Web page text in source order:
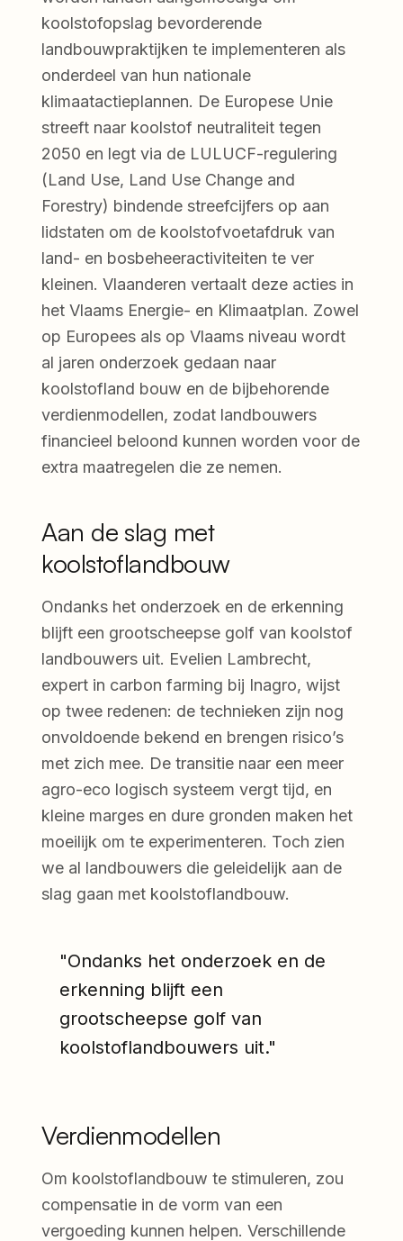
koolstofopslag bevorderende
landbouwpraktijken te implementeren als
onderdeel van hun nationale
klimaatactieplannen. De Europese Unie
streeft naar koolstof neutraliteit tegen
2050 en legt via de LULUCF-regulering
(Land Use, Land Use Change and
Forestry) bindende streefcijfers op aan
lidstaten om de koolstofvoetafdruk van
land- en bosbeheeractiviteiten te ver
kleinen. Vlaanderen vertaalt deze acties in
het Vlaams Energie- en Klimaatplan. Zowel
op Europees als op Vlaams niveau wordt
al jaren onderzoek gedaan naar
koolstofland bouw en de bijbehorende
verdienmodellen, zodat landbouwers
financieel beloond kunnen worden voor de
extra maatregelen die ze nemen.
Aan de slag met
koolstoflandbouw
Ondanks het onderzoek en de erkenning
blijft een grootscheepse golf van koolstof
landbouwers uit. Evelien Lambrecht,
expert in carbon farming bij Inagro, wijst
op twee redenen: de technieken zijn nog
onvoldoende bekend en brengen risico’s
met zich mee. De transitie naar een meer
agro-eco logisch systeem vergt tijd, en
kleine marges en dure gronden maken het
moeilijk om te experimenteren. Toch zien
we al landbouwers die geleidelijk aan de
slag gaan met koolstoflandbouw.
"Ondanks het onderzoek en de
erkenning blijft een
grootscheepse golf van
koolstoflandbouwers uit."
Verdienmodellen
Om koolstoflandbouw te stimuleren, zou
compensatie in de vorm van een
vergoeding kunnen helpen. Verschillende